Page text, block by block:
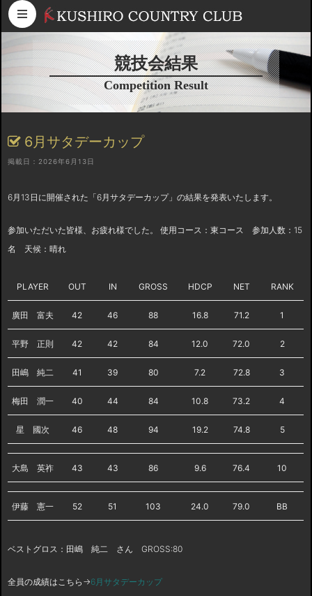
コンテンツへスキップ
競技会結果
Competition Result
6月サタデーカップ
掲載日：2026年6月13日
6月13日に開催された「6月サタデーカップ」の結果を発表いたします。
参加いただいた皆様、お疲れ様でした。 使用コース：東コース 参加人数：15
名 天候：晴れ
PLAYER OUT IN GROSS HDCP NET RANK
廣田 富夫 42 46 88 16.8 71.2 1
平野 正則 42 42 84 12.0 72.0 2
田嶋 純二 41 39 80 7.2 72.8 3
梅田 潤一 40 44 84 10.8 73.2 4
星 國次 46 48 94 19.2 74.8 5
大島 英祚 43 43 86 9.6 76.4 10
伊藤 憲一 52 51 103 24.0 79.0 BB
ベストグロス：田嶋 純二 さん GROSS:80
全員の成績はこちら→6月サタデーカップ